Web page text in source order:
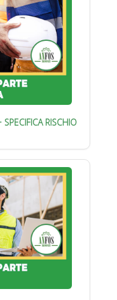
RISCHIO